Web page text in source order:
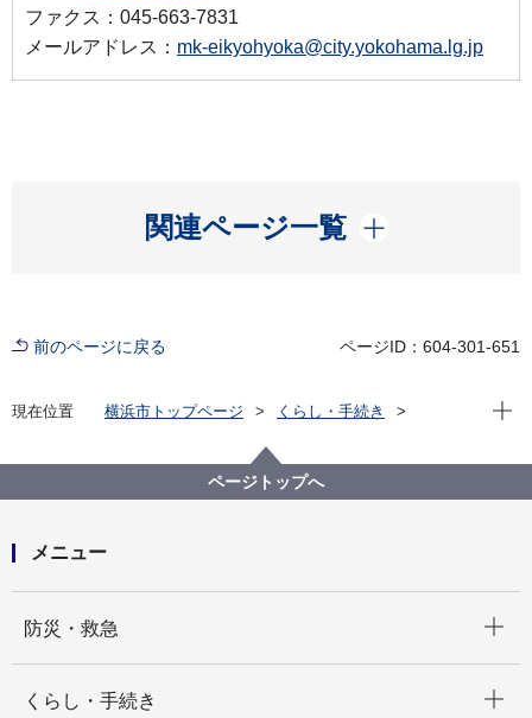
ファクス：045-663-7831
メールアドレス： mk-eikyohyoka@city.yokohama.lg.jp
関連ページ一覧
開く
前のページに戻る ページID：604-301-651
現在位置 横浜市トップページ
くらし・手続き
環境アセスメント
横浜市環境影響評価審査会
横浜市環境影響評価審査会開催記録
現在
ページトップへ
メニュー
防災・救急
くらし・手続き